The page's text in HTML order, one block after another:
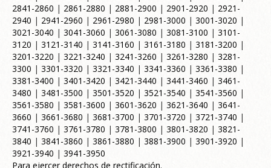
2841-2860 | 2861-2880 | 2881-2900 | 2901-2920 | 2921-
2940 | 2941-2960 | 2961-2980 | 2981-3000 | 3001-3020 |
3021-3040 | 3041-3060 | 3061-3080 | 3081-3100 | 3101-
3120 | 3121-3140 | 3141-3160 | 3161-3180 | 3181-3200 |
3201-3220 | 3221-3240 | 3241-3260 | 3261-3280 | 3281-
3300 | 3301-3320 | 3321-3340 | 3341-3360 | 3361-3380 |
3381-3400 | 3401-3420 | 3421-3440 | 3441-3460 | 3461-
3480 | 3481-3500 | 3501-3520 | 3521-3540 | 3541-3560 |
3561-3580 | 3581-3600 | 3601-3620 | 3621-3640 | 3641-
3660 | 3661-3680 | 3681-3700 | 3701-3720 | 3721-3740 |
3741-3760 | 3761-3780 | 3781-3800 | 3801-3820 | 3821-
3840 | 3841-3860 | 3861-3880 | 3881-3900 | 3901-3920 |
3921-3940 | 3941-3950
Para ejercer derechos de rectificación.